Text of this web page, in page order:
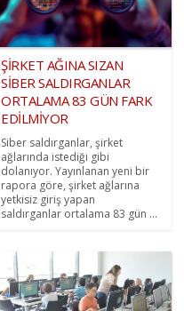
ŞİRKET AĞINA SIZAN
SİBER SALDIRGANLAR
ORTALAMA 83 GÜN FARK
EDİLMİYOR
Siber saldırganlar, şirket
ağlarında istediği gibi
dolanıyor. Yayınlanan yeni bir
rapora göre, şirket ağlarına
yetkisiz giriş yapan
saldırganlar ortalama 83 gün ...